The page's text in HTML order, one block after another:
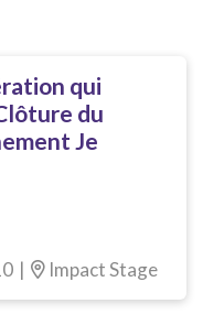
qui
du
Je
| Impact Stage